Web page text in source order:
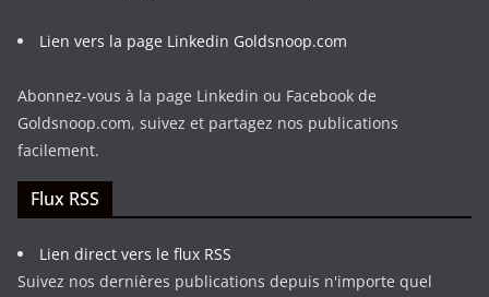
Lien vers la page Linkedin Goldsnoop.com
Abonnez-vous à la page Linkedin ou Facebook de
Goldsnoop.com, suivez et partagez nos publications
facilement.
Flux RSS
Lien direct vers le flux RSS
Suivez nos dernières publications depuis n'importe quel